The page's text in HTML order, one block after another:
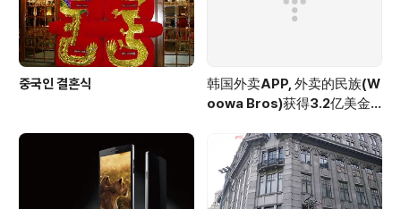
중국인 결혼식
韩国外卖APP, 外卖的民族(W
oowa Bros)获得3.2亿美金